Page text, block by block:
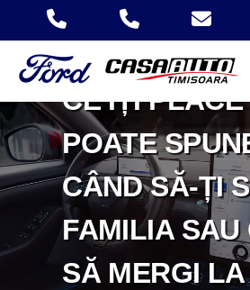
SYNC. ACUM
MAȘINA TA
CE ÎȚI PLACE
POATE
CÂND SĂ-ȚI
FAMILIA SAU
SĂ MERGI